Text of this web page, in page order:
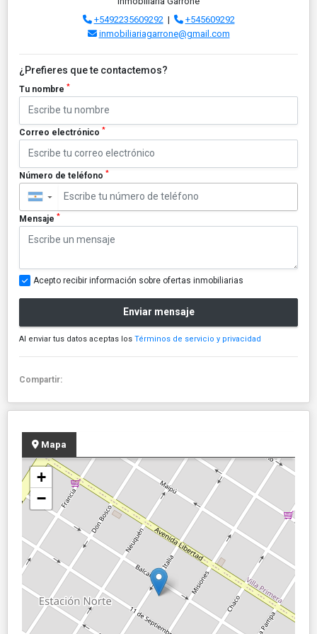
+5492235609292 |
+545609292
inmobiliariagarrone@gmail.com
¿Prefieres que te contactemos?
Tu nombre *
Correo electrónico *
Número de teléfono *
▼
Mensaje *
Acepto recibir información sobre ofertas inmobiliarias
Enviar mensaje
Al enviar tus datos aceptas los Términos de servicio y privacidad
Compartir:
Mapa
+
−